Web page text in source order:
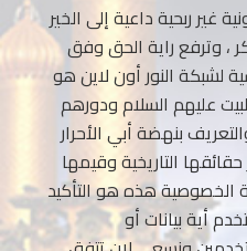
غير ربحية داعية إلى الخير
، وترفع راية الحق وفق
لشبكة النور أون لاين هو
عليهم السلام ودورهم
بنهضة أبي الأحرار
التاريخية وقيمها
هذه هو التأكيد
أية بيانات أو